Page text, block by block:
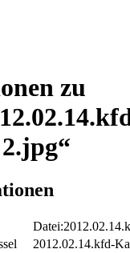
zu
2012.02.14.kfd-